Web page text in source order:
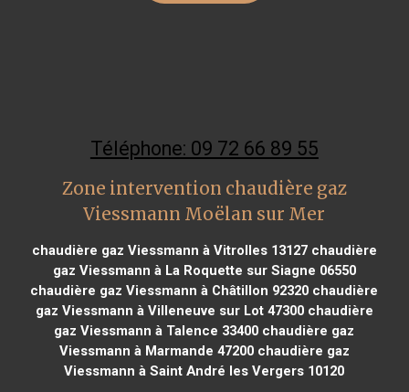
Téléphone: 09 72 66 89 55
Zone intervention chaudière gaz
Viessmann Moëlan sur Mer
chaudière gaz Viessmann à Vitrolles 13127chaudière
gaz Viessmann à La Roquette sur Siagne 06550
chaudière gaz Viessmann à Châtillon 92320 chaudière
gaz Viessmann à Villeneuve sur Lot 47300chaudière
gaz Viessmann à Talence 33400 chaudière gaz
Viessmann à Marmande 47200chaudière gaz
Viessmann à Saint André les Vergers 10120